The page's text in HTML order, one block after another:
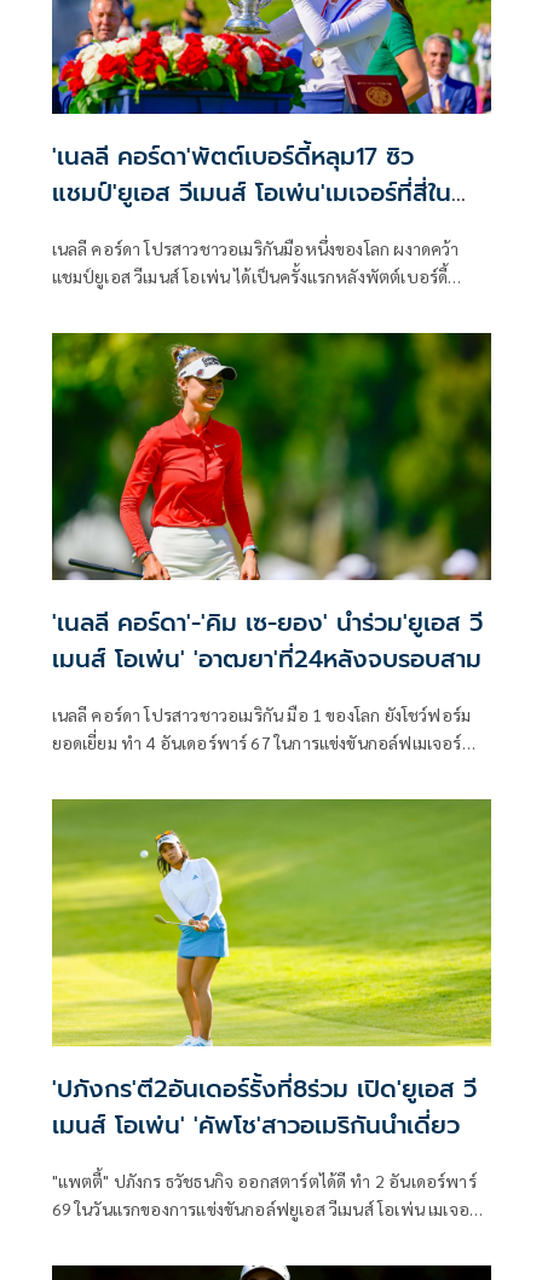
และ ลิเดีย โค จากนิวซีแลนด์ ที่จะร่วมดวลวงสวิงกับเหล่ายอด
โปรสาวระดับโลก นำโดย เนลลี คอร์ดา มือ 1 ของโลกจากสหรัฐ
และ ลีเดีย โค จากนิวซีแลนด์
'เนลลี คอร์ดา'พัตต์เบอร์ดี้หลุม17 ซิว
แชมป์'ยูเอส วีเมนส์ โอเพ่น'เมเจอร์ที่สี่ใน
เนลลี คอร์ดา โปรสาวชาวอเมริกันมือหนึ่งของโลก ผงาดคว้า
แชมป์ยูเอส วีเมนส์ โอเพ่น ได้เป็นครั้งแรกหลังพัตต์เบอร์ดี้
69 คว้าแชมป์ที่รัฐแคลิฟอร์เนีย สหรัฐอเมริกา เมื่อวันอาทิตย์ที่
7 มิถุนายน เฉือนชนะ ชาร์ลีย์ ฮัลล์ จากอังกฤษ และกาบี โลเปซ
จากเม็กซิโก ไปเพียงสโตรกเดียว นับเป็นแชมป์เมเจอร์รายการที่
สองติดต่อกันของปีนี้ และเมเจอร์ที่สี่ในอาชีพ รวมถึงเป็นแชมป์
รายการที่สี่ของเธอในฤดูกาลนี้มากที่สุดในแอลพีจีเอ ทัวร์ ขณะที่
“เมียว” ปาจรีย์ อนันต์นฤการ จบอันดับ 8 ร่วม ดีที่สุดของนัก
กอล์ฟไทยรับเงินรางวัลกว่า 10 ล้านบาท
'เนลลี คอร์ดา'-'คิม เซ-ยอง' นำร่วม'ยูเอส วี
เมนส์ โอเพ่น' 'อาฒยา'ที่24หลังจบรอบสาม
เนลลี คอร์ดา โปรสาวชาวอเมริกัน มือ 1 ของโลก ยังโชว์ฟอร์ม
ยอดเยี่ยม ทำ 4 อันเดอร์พาร์ 67 ในการแข่งขันกอล์ฟเมเจอร์
สหรัฐอเมริกา เมื่อวันเสาร์ที่ 6 มิถุนายน 2569 สกอร์รวม 6
อันเดอร์พาร์ 207 ขยับขึ้นนำร่วมกับ คิม เซ-ยอง จากเกาหลีใต้
ซึ่งทำเพิ่ม 3 อันเดอร์พาร์ 68 โดยมีนักกอล์ฟอันดับ 3 ร่วม ตาม
หลังเพียงสโตรกเดียว ขณะที่ “จีโน่” อาฒยา ฐิติกุล มือ 2 ของ
โลก รั้งอันดับ 24 ตามหลังผู้นำ 7 สโตรก
'ปภังกร'ตี2อันเดอร์รั้งที่8ร่วม เปิด'ยูเอส วี
เมนส์ โอเพ่น' 'คัพโช'สาวอเมริกันนำเดี่ยว
"แพตตี้" ปภังกร ธวัชธนกิจ ออกสตาร์ตได้ดี ทำ 2 อันเดอร์พาร์
69 ในวันแรกของการแข่งขันกอล์ฟยูเอส วีเมนส์ โอเพ่น เมเจอร์ที่
พฤหัสบดีที่ 4 มิถุนายน 2569 รั้งอันดับ 8 ร่วม ตามหลังผู้นำ